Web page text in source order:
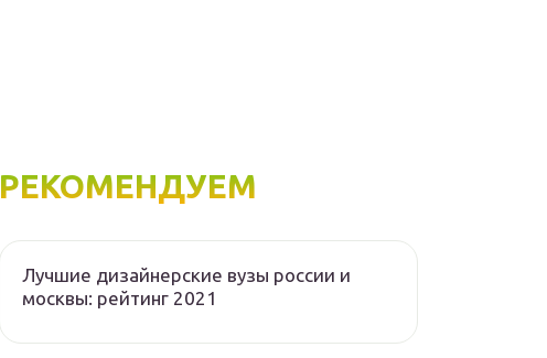
РЕКОМЕНДУЕМ
Лучшие дизайнерские вузы россии и
москвы: рейтинг 2021